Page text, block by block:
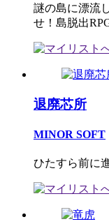
謎の島に漂流
せ！島脱出
退廃芯所
MINOR SOFT
ひたすら前に